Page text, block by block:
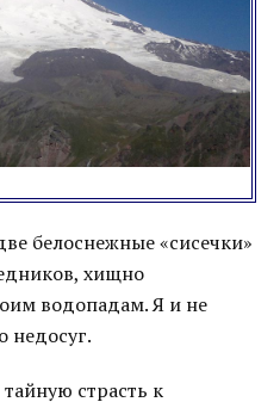
белоснежные «сисечки»
хищно
водопадам. Я и не
недосуг.
страсть к